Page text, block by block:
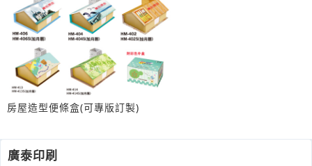
房屋造型便條盒(可專版訂製)
廣泰印刷